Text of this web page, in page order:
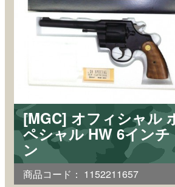
[MGC] オフィシャル
ペシャル HW 6イン
ン
商品コード： 1152211657